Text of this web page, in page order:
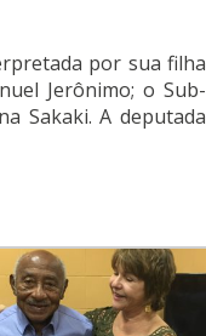
por sua filha
Jerônimo; o Sub-
Sakaki. A deputada